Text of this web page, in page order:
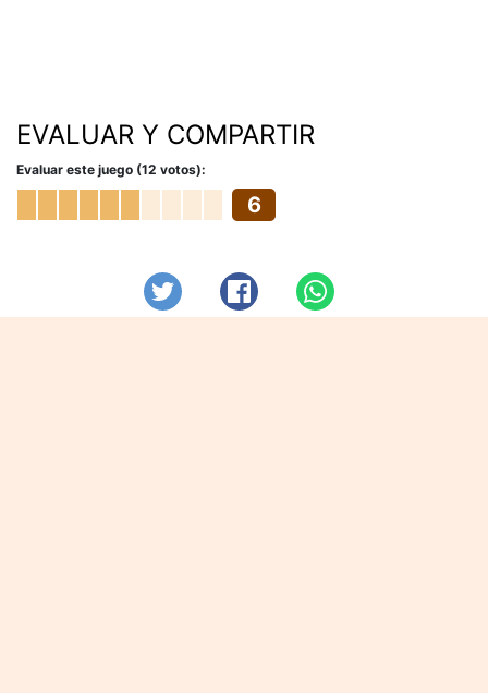
EVALUAR Y COMPARTIR
Evaluar este juego (12 votos):
6